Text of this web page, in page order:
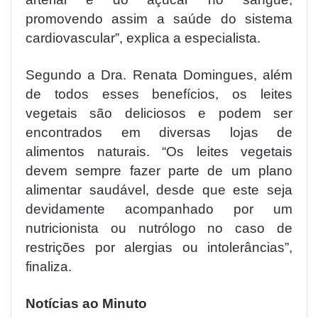
promovendo assim a saúde do sistema
cardiovascular”, explica a especialista.
Segundo a Dra. Renata Domingues, além
de todos esses benefícios, os leites
vegetais são deliciosos e podem ser
encontrados em diversas lojas de
alimentos naturais. “Os leites vegetais
devem sempre fazer parte de um plano
alimentar saudável, desde que este seja
devidamente acompanhado por um
nutricionista ou nutrólogo no caso de
restrições por alergias ou intolerâncias”,
finaliza.
Notícias ao Minuto